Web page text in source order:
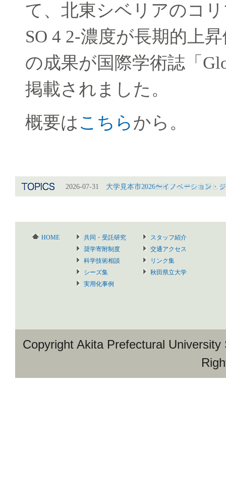
て、北東シベリアのコ
SO 4 2-濃度が長期的上
の成果が国際学術誌「
掲載されました。
概要は こちらから。
2026-07-31 大学見本市2026〜イノベーション・
2026-07-31 アグリビジネス創出フェアに出展し
HOME
共同・受託研究
奨学寄附制度
科学技術相談
シーズ集
実用化事例
スタッフ紹介
交通アクセス
リンク集
秋田県立大学
Copyright Akita Prefectural